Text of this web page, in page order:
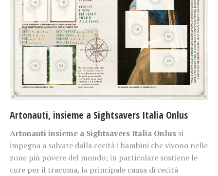
Artonauti, insieme a Sightsavers Italia Onlus
Artonauti insieme a Sightsavers Italia Onlus si
impegna a salvare dalla cecità i bambini che vivono nelle
zone più povere del mondo; in particolare sostiene le
cure per il tracoma, la principale causa di cecità